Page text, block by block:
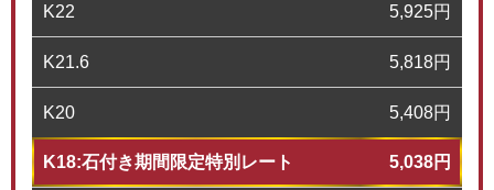
K22 5,925円
K21.6 5,818円
K20 5,408円
K18:石付き期間限定特別レート 5,038円